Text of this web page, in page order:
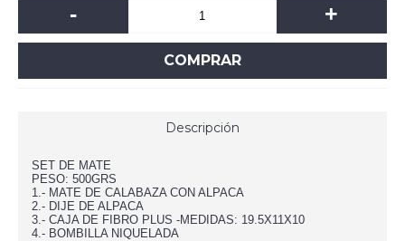
- +
COMPRAR
Descripción
SET DE MATE
PESO: 500GRS
1.- MATE DE CALABAZA CON ALPACA
2.- DIJE DE ALPACA
3.- CAJA DE FIBRO PLUS -MEDIDAS: 19.5X11X10
4.- BOMBILLA NIQUELADA